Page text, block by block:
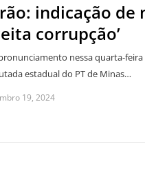
indicação de
corrupção’
nessa quarta-
estadual do PT de Minas…
19, 2024